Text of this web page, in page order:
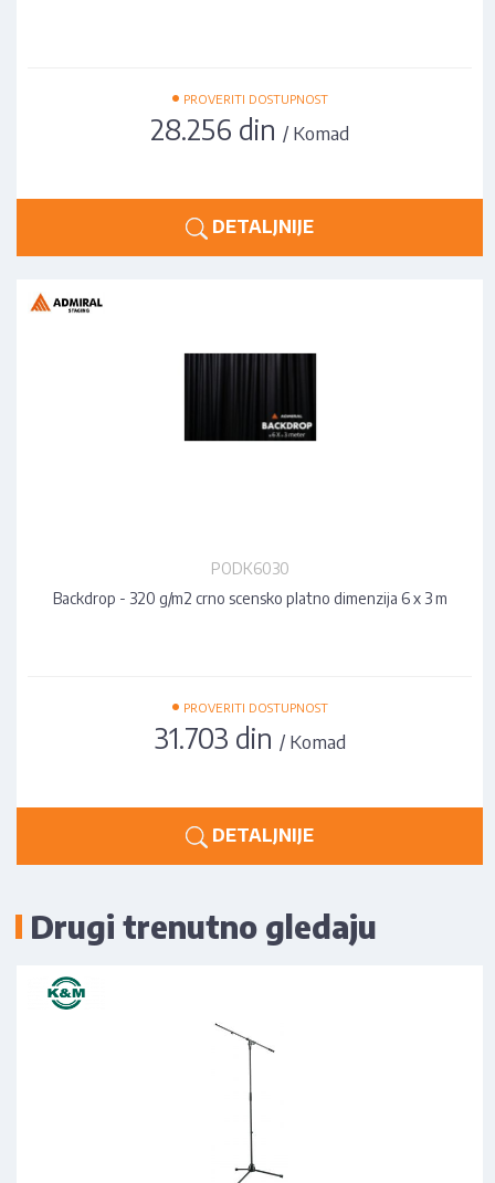
• PROVERITI DOSTUPNOST
28.256 din / Komad
DETALJNIJE
PODK6030
Backdrop - 320 g/m2 crno scensko platno dimenzija 6 x 3 m
• PROVERITI DOSTUPNOST
31.703 din / Komad
DETALJNIJE
Drugi trenutno gledaju